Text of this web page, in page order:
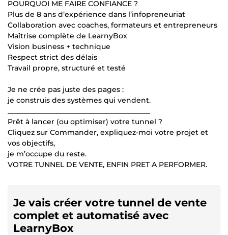
POURQUOI ME FAIRE CONFIANCE ?
Plus de 8 ans d’expérience dans l’infopreneuriat
Collaboration avec coaches, formateurs et entrepreneurs
Maîtrise complète de LearnyBox
Vision business + technique
Respect strict des délais
Travail propre, structuré et testé
Je ne crée pas juste des pages :
je construis des systèmes qui vendent.
Prêt à lancer (ou optimiser) votre tunnel ?
Cliquez sur Commander, expliquez-moi votre projet et
vos objectifs,
je m’occupe du reste.
VOTRE TUNNEL DE VENTE, ENFIN PRET A PERFORMER.
Je vais créer votre tunnel de vente
complet et automatisé avec
LearnyBox